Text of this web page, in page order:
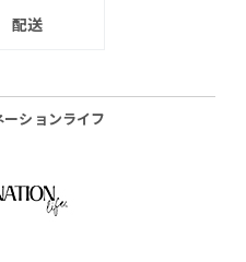
配送
ションライフ